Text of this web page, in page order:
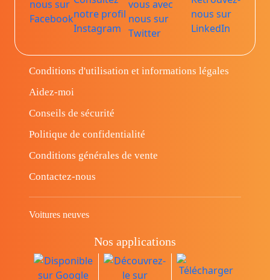
Conditions d'utilisation et informations légales
Aidez-moi
Conseils de sécurité
Politique de confidentialité
Conditions générales de vente
Contactez-nous
Voitures neuves
Nos applications